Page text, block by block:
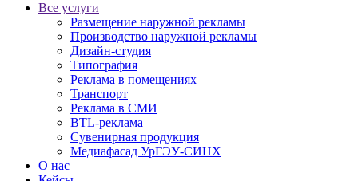
Все услуги
Размещение наружной рекламы
Производство наружной рекламы
Дизайн-студия
Типография
Реклама в помещениях
Транспорт
Реклама в СМИ
BTL-реклама
Сувенирная продукция
Медиафасад УрГЭУ-СИНХ
О нас